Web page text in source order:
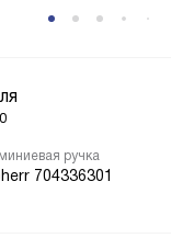
ручка
704336301